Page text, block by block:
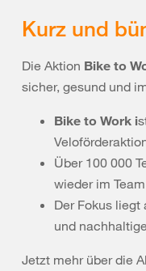
Kurz und
Die Aktion Bike to
sicher, gesund und
Bike to Work i
Über 100 000
wieder im
Der Fokus liegt
und
Jetzt mehr über die